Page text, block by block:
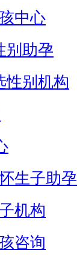
中心
别助孕
性别机构
生子助孕
机构
咨询